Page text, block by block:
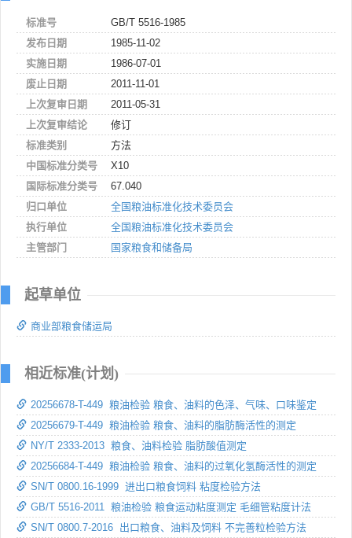
标准号
GB/T 5516-1985
发布日期
1985-11-02
实施日期
1986-07-01
废止日期
2011-11-01
上次复审日期
2011-05-31
上次复审结论
修订
标准类别
方法
中国标准分类号
X10
国际标准分类号
67.040
归口单位
全国粮油标准化技术委员会
执行单位
全国粮油标准化技术委员会
主管部门
国家粮食和储备局
起草单位
商业部粮食储运局
相近标准(计划)
20256678-T-449 粮油检验 粮食、油料的色泽、气味、口味鉴定
20256679-T-449 粮油检验 粮食、油料的脂肪酶活性的测定
NY/T 2333-2013 粮食、油料检验 脂肪酸值测定
20256684-T-449 粮油检验 粮食、油料的过氧化氢酶活性的测定
SN/T 0800.16-1999 进出口粮食饲料 粘度检验方法
GB/T 5516-2011 粮油检验 粮食运动粘度测定 毛细管粘度计法
SN/T 0800.7-2016 出口粮食、油料及饲料 不完善粒检验方法